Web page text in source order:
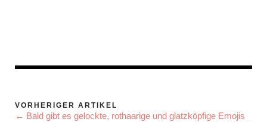
VORHERIGER ARTIKEL
← Bald gibt es gelockte, rothaarige und glatzköpfige Emojis